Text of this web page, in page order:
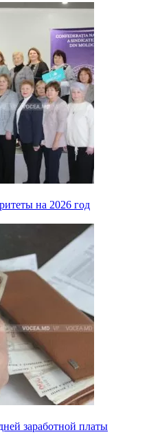
на 2026 год
заработной платы